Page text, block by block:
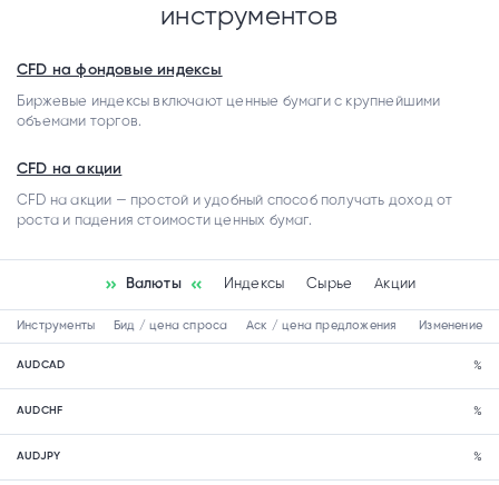
инструментов
CFD на фондовые индексы
Биржевые индексы включают ценные бумаги с крупнейшими
объемами торгов.
CFD на акции
CFD на акции — простой и удобный способ получать доход от
роста и падения стоимости ценных бумаг.
Валюты Индексы Сырье Акции
Инструменты Бид / цена спроса Аск / цена предложения Изменение
AUDCAD %
AUDCHF %
AUDJPY %